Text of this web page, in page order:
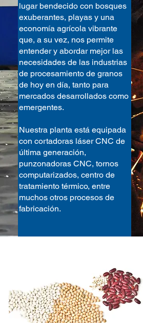
lugar bendecido con bosques
exuberantes, playas y una
economía agrícola vibrante
que, a su vez, nos permite
entender y abordar mejor las
necesidades de las industrias
de procesamiento de granos
de hoy en día, tanto para
mercados desarrollados como
emergentes.
Nuestra planta está equipada
con cortadoras láser CNC de
última generación,
punzonadoras CNC, tornos
computarizados, centro de
tratamiento térmico, entre
muchos otros procesos de
fabricación.